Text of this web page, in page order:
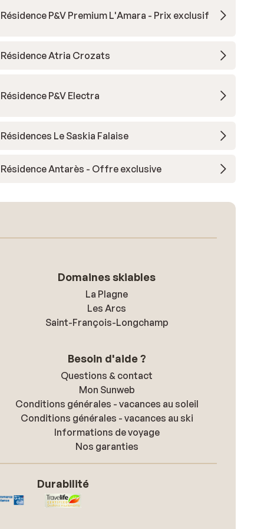
Résidence P&V Premium L'Amara - Prix exclusif
Résidence Atria Crozats
Résidence P&V Electra
Résidences Le Saskia Falaise
Résidence Antarès - Offre exclusive
Domaines skiables
La Plagne
Les Arcs
Saint-François-Longchamp
Besoin d'aide ?
Questions & contact
Mon Sunweb
Conditions générales - vacances au soleil
Conditions générales - vacances au ski
Informations de voyage
Nos garanties
Durabilité